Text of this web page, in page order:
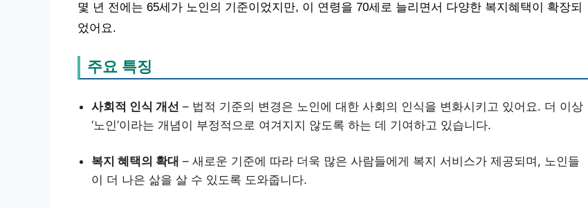
몇 년 전에는 65세가 노인의 기준이었지만, 이 연령을 70세로 늘리면서 다양한 복지혜택이 확장되
었어요.
주요 특징
사회적 인식 개선 – 법적 기준의 변경은 노인에 대한 사회의 인식을 변화시키고 있어요. 더 이상
‘노인’이라는 개념이 부정적으로 여겨지지 않도록 하는 데 기여하고 있습니다.
복지 혜택의 확대 – 새로운 기준에 따라 더욱 많은 사람들에게 복지 서비스가 제공되며, 노인들
이 더 나은 삶을 살 수 있도록 도와줍니다.